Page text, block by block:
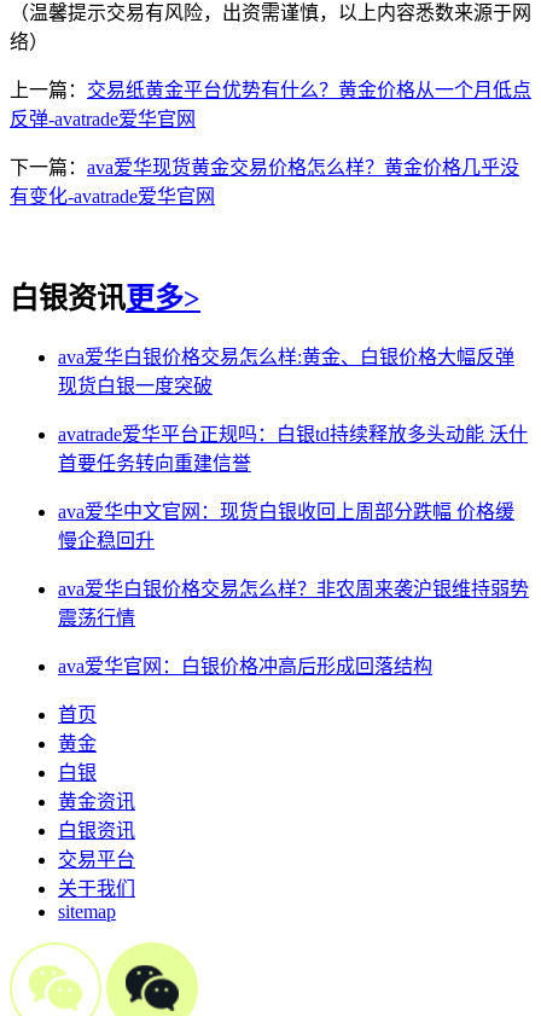
（温馨提示交易有风险，出资需谨慎，以上内容悉数来源于网
络）
上一篇： 交易纸黄金平台优势有什么？黄金价格从一个月低点
反弹-avatrade爱华官网
下一篇： ava爱华现货黄金交易价格怎么样？黄金价格几乎没
有变化-avatrade爱华官网
白银资讯更多>
ava爱华白银价格交易怎么样:黄金、白银价格大幅反弹
现货白银一度突破
avatrade爱华平台正规吗：白银td持续释放多头动能 沃什
首要任务转向重建信誉
ava爱华中文官网：现货白银收回上周部分跌幅 价格缓
慢企稳回升
ava爱华白银价格交易怎么样？非农周来袭沪银维持弱势
震荡行情
ava爱华官网：白银价格冲高后形成回落结构
首页
黄金
白银
黄金资讯
白银资讯
交易平台
关于我们
sitemap